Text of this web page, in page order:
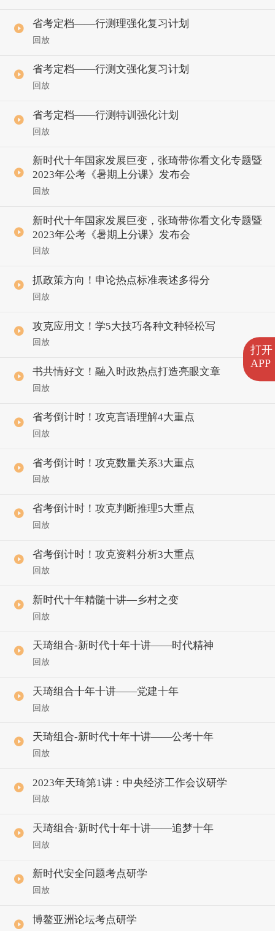
打开
APP
省考定档——行测理强化复习计划
回放
省考定档——行测文强化复习计划
回放
省考定档——行测特训强化计划
回放
新时代十年国家发展巨变，张琦带你看文化专题暨
2023年公考《暑期上分课》发布会
回放
新时代十年国家发展巨变，张琦带你看文化专题暨
2023年公考《暑期上分课》发布会
回放
抓政策方向！申论热点标准表述多得分
回放
攻克应用文！学5大技巧各种文种轻松写
回放
书共情好文！融入时政热点打造亮眼文章
回放
省考倒计时！攻克言语理解4大重点
回放
省考倒计时！攻克数量关系3大重点
回放
省考倒计时！攻克判断推理5大重点
回放
省考倒计时！攻克资料分析3大重点
回放
新时代十年精髓十讲—乡村之变
回放
天琦组合-新时代十年十讲——时代精神
回放
天琦组合十年十讲——党建十年
回放
天琦组合-新时代十年十讲——公考十年
回放
2023年天琦第1讲：中央经济工作会议研学
回放
天琦组合·新时代十年十讲——追梦十年
回放
新时代安全问题考点研学
回放
博鳌亚洲论坛考点研学